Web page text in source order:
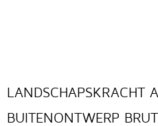
LANDSCHAPSKRACHT
BUITENONTWERP BRUT